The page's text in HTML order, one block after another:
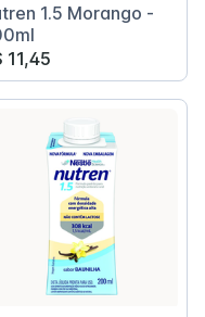
1.5 Morango -
11,45